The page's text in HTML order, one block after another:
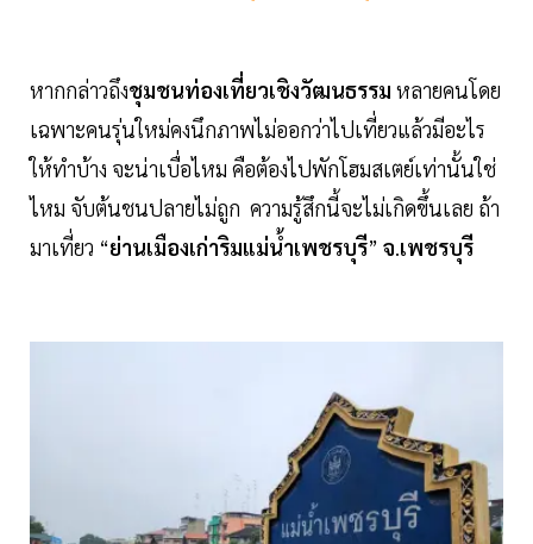
หากกล่าวถึงชุมชนท่องเที่ยวเชิงวัฒนธรรม หลายคนโดย
เฉพาะคนรุ่นใหม่คงนึกภาพไม่ออกว่าไปเที่ยวแล้วมีอะไร
ให้ทำบ้าง จะน่าเบื่อไหม คือต้องไปพักโฮมสเตย์เท่านั้นใช่
ไหม จับต้นชนปลายไม่ถูก ความรู้สึกนี้จะไม่เกิดขึ้นเลย ถ้า
มาเที่ยว “ย่านเมืองเก่าริมแม่น้ำเพชรบุรี” จ.เพชรบุรี